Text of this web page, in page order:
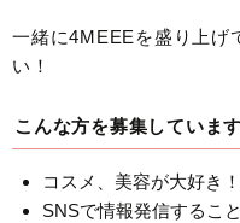
一緒に4MEEEを盛り上げ
い！
こんな方を募集しています
コスメ、美容が大好き！
SNSで情報発信するこ